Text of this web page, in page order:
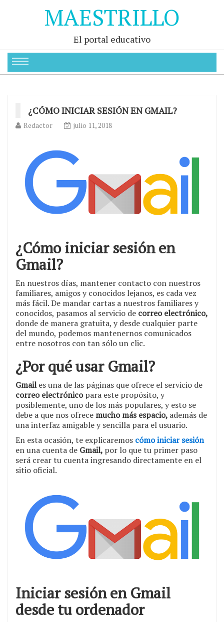
MAESTRILLO
El portal educativo
¿CÓMO INICIAR SESIÓN EN GMAIL?
Redactor julio 11, 2018
¿Cómo iniciar sesión en
Gmail?
En nuestros días, mantener contacto con nuestros
familiares, amigos y conocidos lejanos, es cada vez
más fácil. De mandar cartas a nuestros familiares y
conocidos, pasamos al servicio de correo electrónico,
donde de manera gratuita, y desde cualquier parte
del mundo, podemos mantenernos comunicados
entre nosotros con tan sólo un clic.
¿Por qué usar Gmail?
Gmailes una de las páginas que ofrece el servicio de
correo electrónicopara este propósito, y
posiblemente, uno de los más populares, y esto se
debe a que nos ofrece mucho más espacio, además de
una interfaz amigable y sencilla para el usuario.
En esta ocasión, te explicaremos cómo iniciar sesión
en una cuenta de Gmail, por lo que tu primer paso
será crear tu cuenta ingresando directamente en el
sitio oficial.
Iniciar sesión en Gmail
desde tu ordenador